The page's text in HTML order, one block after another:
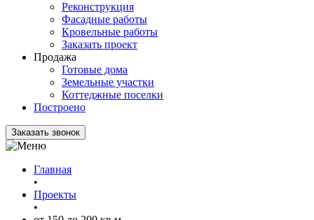
Реконструкция
Фасадные работы
Кровельные работы
Заказать проект
Продажа
Готовые дома
Земельные участки
Коттеджные поселки
Построено
Заказать звонок
Главная
•
Проекты
•